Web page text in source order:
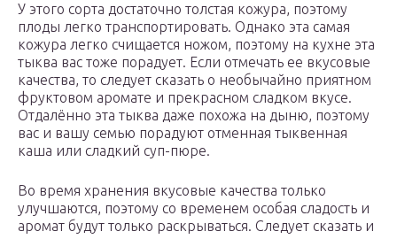
У этого сорта достаточно толстая кожура, поэтому
плоды легко транспортировать. Однако эта самая
кожура легко счищается ножом, поэтому на кухне эта
тыква вас тоже порадует. Если отмечать ее вкусовые
качества, то следует сказать о необычайно приятном
фруктовом аромате и прекрасном сладком вкусе.
Отдалённо эта тыква даже похожа на дыню, поэтому
вас и вашу семью порадуют отменная тыквенная
каша или сладкий суп-пюре.
Во время хранения вкусовые качества только
улучшаются, поэтому со временем особая сладость и
аромат будут только раскрываться. Следует сказать и